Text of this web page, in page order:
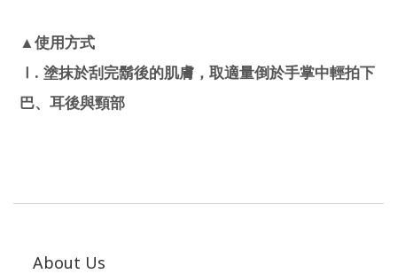
▲使用方式
. 塗抹於刮完鬍後的肌膚，取適量倒於手掌中輕拍下
巴、耳後與頸部
About Us